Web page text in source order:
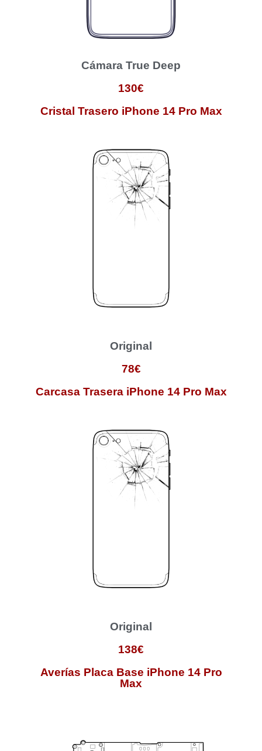
Cámara True Deep
130€
Cristal Trasero iPhone 14 Pro Max
Original
78€
Carcasa Trasera iPhone 14 Pro Max
Original
138€
Averías Placa Base iPhone 14 Pro
Max